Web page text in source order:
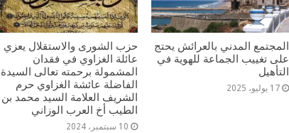
المجتمع المدني بالعرائش يحتج
على تغييب الجماعة للهوية في
التأهيل
17 يوليو، 2025
حزب الشورى والاستقلال يعزي
عائلة الغزاوي في فقدان
المشمولة برحمته تعالى السيدة
الفاضلة عائشة الغزاوي حرم
الشريف العلامة السيد محمد بن
الطيب أخ العرب الوزاني
10 سبتمبر، 2024